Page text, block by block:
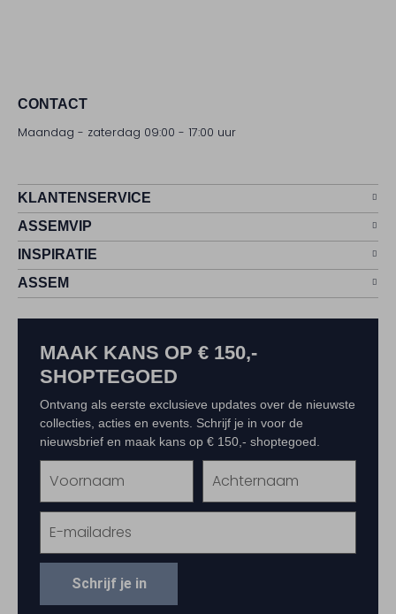
CONTACT
Maandag - zaterdag 09:00 - 17:00 uur
KLANTENSERVICE
ASSEMVIP
INSPIRATIE
ASSEM
MAAK KANS OP € 150,-
SHOPTEGOED
Ontvang als eerste exclusieve updates over de nieuwste
collecties, acties en events. Schrijf je in voor de
nieuwsbrief en maak kans op € 150,- shoptegoed.
Schrijf je in